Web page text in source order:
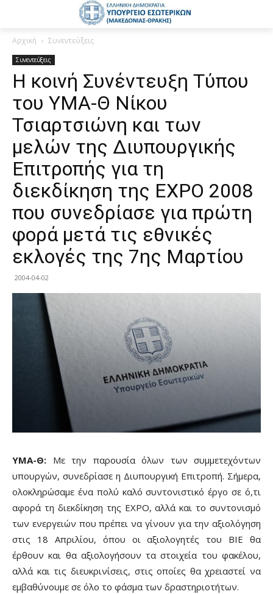
Αρχική Συνεντεύξεις
Συνεντεύξεις
Η κοινή Συνέντευξη Τύπου
του ΥΜΑ-Θ Νίκου
Τσιαρτσιώνη και των
μελών της Διυπουργικής
Επιτροπής για τη
διεκδίκηση της ΕΧΡΟ 2008
που συνεδρίασε για πρώτη
φορά μετά τις εθνικές
εκλογές της 7ης Μαρτίου
2004-04-02
ΥΜΑ-Θ: Με την παρουσία όλων των συμμετεχόντων
υπουργών, συνεδρίασε η Διυπουργική Επιτροπή. Σήμερα,
ολοκληρώσαμε ένα πολύ καλό συντονιστικό έργο σε ό,τι
αφορά τη διεκδίκηση της ΕΧΡΟ, αλλά και το συντονισμό
των ενεργειών που πρέπει να γίνουν για την αξιολόγηση
στις 18 Απριλίου, όπου οι αξιολογητές του ΒΙΕ θα
έρθουν και θα αξιολογήσουν τα στοιχεία του φακέλου,
αλλά και τις διευκρινίσεις, στις οποίες θα χρειαστεί να
εμβαθύνουμε σε όλο το φάσμα των δραστηριοτήτων.